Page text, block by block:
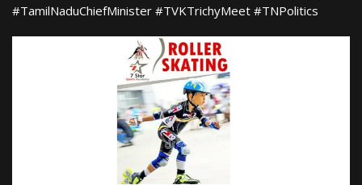
#TamilNaduChiefMinister #TVKTrichyMeet #TNPolitics